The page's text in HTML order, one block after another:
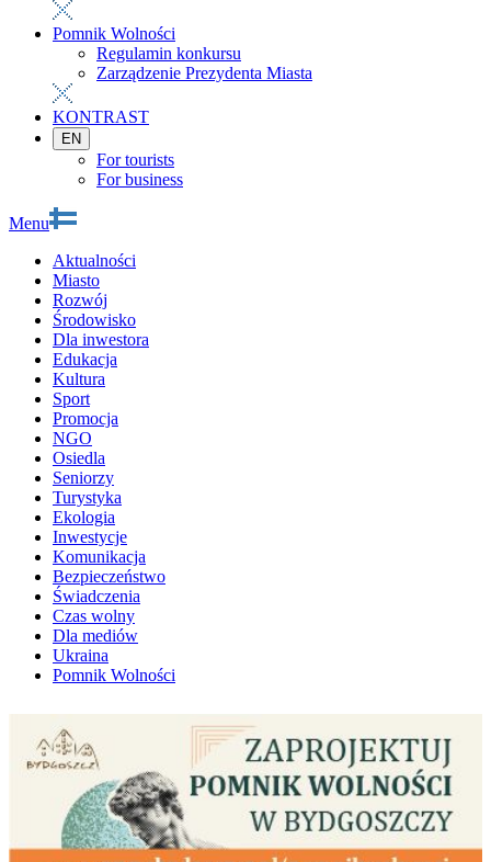
Pomnik Wolności
Regulamin konkursu
Zarządzenie Prezydenta Miasta
KONTRAST
EN
For tourists
For business
Menu
Aktualności
Miasto
Rozwój
Środowisko
Dla inwestora
Edukacja
Kultura
Sport
Promocja
NGO
Osiedla
Seniorzy
Turystyka
Ekologia
Inwestycje
Komunikacja
Bezpieczeństwo
Świadczenia
Czas wolny
Dla mediów
Ukraina
Pomnik Wolności